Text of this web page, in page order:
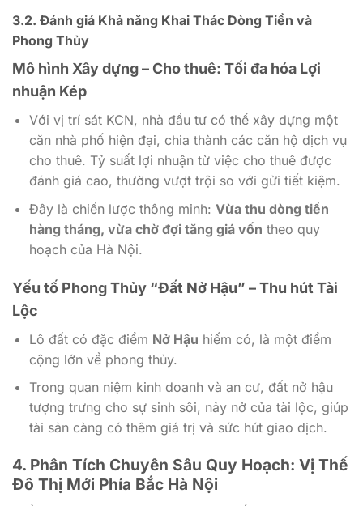
3.2. Đánh giá Khả năng Khai Thác Dòng Tiền và
Phong Thủy
Mô hình Xây dựng – Cho thuê: Tối đa hóa Lợi
nhuận Kép
Với vị trí sát KCN, nhà đầu tư có thể xây dựng một
căn nhà phố hiện đại, chia thành các căn hộ dịch vụ
cho thuê. Tỷ suất lợi nhuận từ việc cho thuê được
đánh giá cao, thường vượt trội so với gửi tiết kiệm.
Đây là chiến lược thông minh: Vừa thu dòng tiền
hàng tháng, vừa chờ đợi tăng giá vốn theo quy
hoạch của Hà Nội.
Yếu tố Phong Thủy “Đất Nở Hậu” – Thu hút Tài
Lộc
Lô đất có đặc điểm Nở Hậu hiếm có, là một điểm
cộng lớn về phong thủy.
Trong quan niệm kinh doanh và an cư, đất nở hậu
tượng trưng cho sự sinh sôi, nảy nở của tài lộc, giúp
tài sản càng có thêm giá trị và sức hút giao dịch.
4. Phân Tích Chuyên Sâu Quy Hoạch: Vị Thế
Đô Thị Mới Phía Bắc Hà Nội